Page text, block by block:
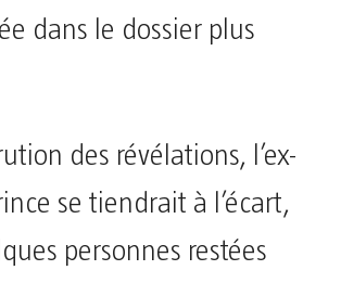
dans le dossier plus
des révélations, l’ex-
se tiendrait à l’écart,
personnes restées